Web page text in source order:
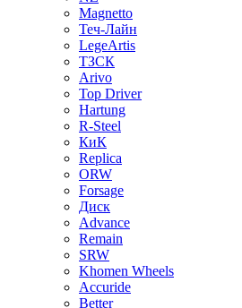
Magnetto
Теч-Лайн
LegeArtis
ТЗСК
Arivo
Top Driver
Hartung
R-Steel
КиК
Replica
ORW
Forsage
Диск
Advance
Remain
SRW
Khomen Wheels
Accuride
Better